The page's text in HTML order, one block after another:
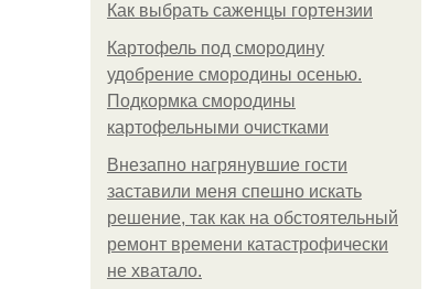
Как выбрать саженцы гортензии
Картофель под смородину
удобрение смородины осенью.
Подкормка смородины
картофельными очистками
Внезапно нагрянувшие гости
заставили меня спешно искать
решение, так как на обстоятельный
ремонт времени катастрофически
не хватало.